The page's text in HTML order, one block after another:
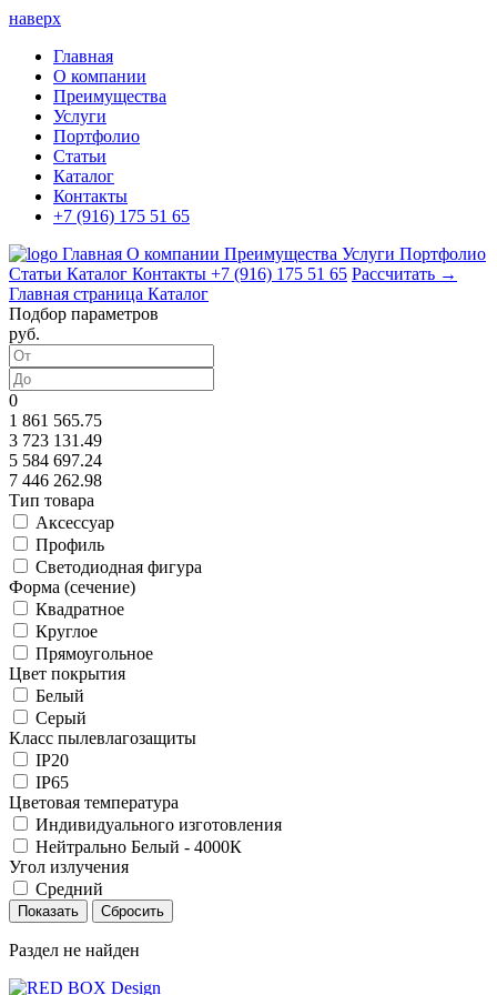
наверх
Главная
О компании
Преимущества
Услуги
Портфолио
Статьи
Каталог
Контакты
+7 (916) 175 51 65
Главная О компании Преимущества Услуги Портфолио
Статьи Каталог Контакты +7 (916) 175 51 65 Рассчитать →
Главная страница Каталог
Подбор параметров
руб.
0
1 861 565.75
3 723 131.49
5 584 697.24
7 446 262.98
Тип товара
Аксессуар
Профиль
Светодиодная фигура
Форма (сечение)
Квадратное
Круглое
Прямоугольное
Цвет покрытия
Белый
Серый
Класс пылевлагозащиты
IP20
IP65
Цветовая температура
Индивидуального изготовления
Нейтрально Белый - 4000К
Угол излучения
Средний
Раздел не найден